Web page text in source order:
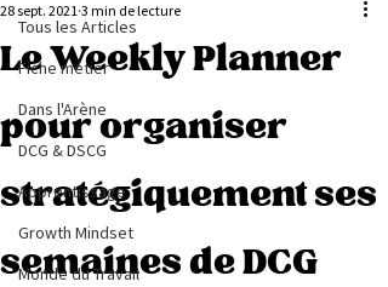
Tous les Articles
Fiche métier
Dans l'Arène
DCG & DSCG
Apprentissage
Growth Mindset
Monde du Travail
Le Weekly Planner
pour organiser
stratégiquement ses
semaines de DCG
28 sept. 2021 3 min de lecture